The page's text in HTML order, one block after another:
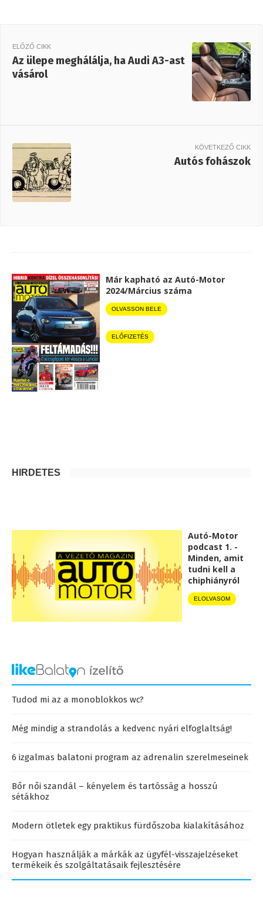
ELŐZŐ CIKK
Az ülepe meghálálja, ha Audi A3-ast
vásárol
KÖVETKEZŐ CIKK
Autós fohászok
Már kapható az Autó-Motor
2024/Március száma
OLVASSON BELE
ELŐFIZETÉS
HIRDETÉS
Autó-Motor
podcast 1. -
Minden, amit
tudni kell a
chiphiányról
ELOLVASOM
Tudod mi az a monoblokkos wc?
Még mindig a strandolás a kedvenc nyári elfoglaltság!
6 izgalmas balatoni program az adrenalin szerelmeseinek
Bőr női szandál – kényelem és tartósság a hosszú
sétákhoz
Modern ötletek egy praktikus fürdőszoba kialakításához
Hogyan használják a márkák az ügyfél-visszajelzéseket
termékeik és szolgáltatásaik fejlesztésére